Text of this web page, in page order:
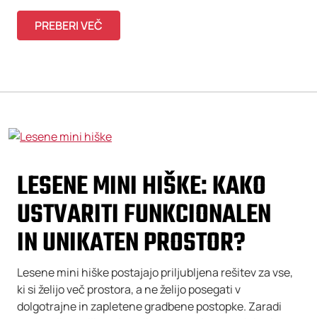
PREBERI VEČ
LESENE MINI HIŠKE: KAKO
USTVARITI FUNKCIONALEN
IN UNIKATEN PROSTOR?
Lesene mini hiške postajajo priljubljena rešitev za vse,
ki si želijo več prostora, a ne želijo posegati v
dolgotrajne in zapletene gradbene postopke. Zaradi